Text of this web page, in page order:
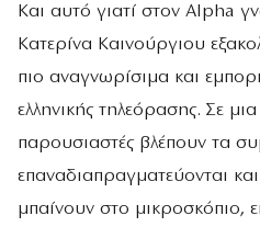
Και αυτό γιατί στον Alpha
Κατερίνα Καινούργιου
πιο αναγνωρίσιμα και
ελληνικής τηλεόρασης. Σε
παρουσιαστές βλέπουν τα
επαναδιαπραγματεύονται
μπαίνουν στο μικροσκόπιο,